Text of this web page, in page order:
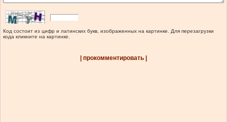
Код состоит из цифр и латинских букв, изображенных на картинке. Для перезагрузки
кода кликните на картинке.
| прокомментировать |